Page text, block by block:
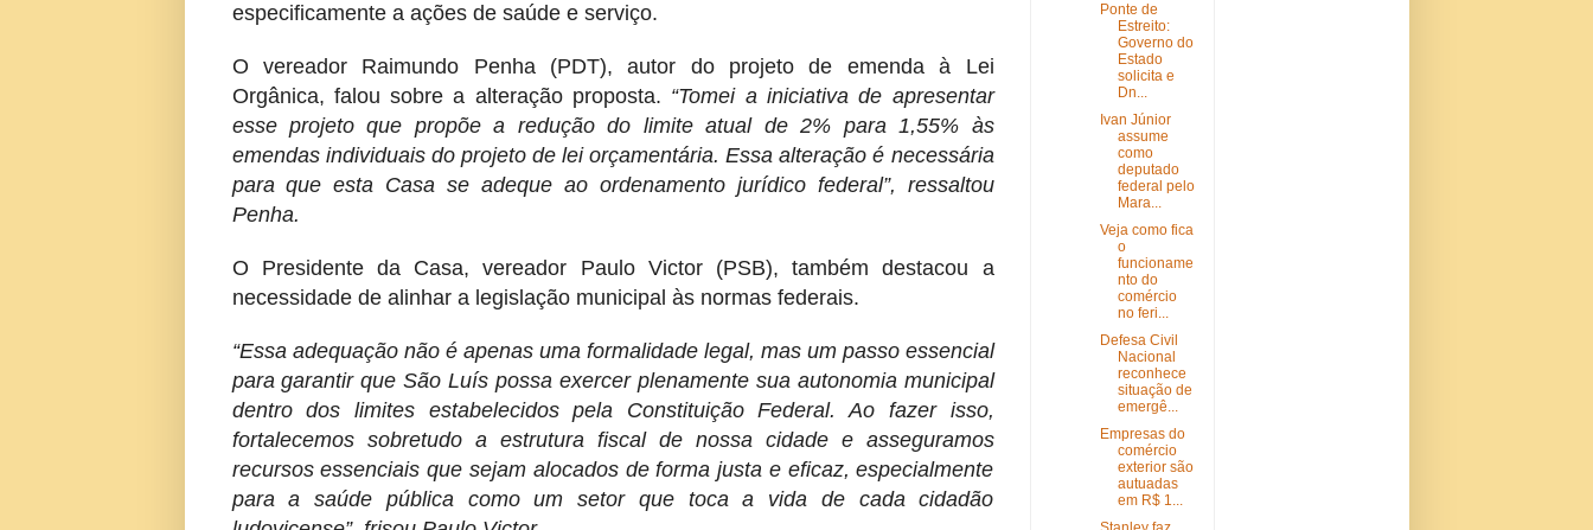
especificamente a ações de saúde e serviço.
O vereador Raimundo Penha (PDT), autor do projeto de emenda à Lei
Orgânica, falou sobre a alteração proposta. “Tomei a iniciativa de apresentar
esse projeto que propõe a redução do limite atual de 2% para 1,55% às
emendas individuais do projeto de lei orçamentária. Essa alteração é necessária
para que esta Casa se adeque ao ordenamento jurídico federal”, ressaltou
Penha.
O Presidente da Casa, vereador Paulo Victor (PSB), também destacou a
necessidade de alinhar a legislação municipal às normas federais.
“Essa adequação não é apenas uma formalidade legal, mas um passo essencial
para garantir que São Luís possa exercer plenamente sua autonomia municipal
dentro dos limites estabelecidos pela Constituição Federal. Ao fazer isso,
fortalecemos sobretudo a estrutura fiscal de nossa cidade e asseguramos
recursos essenciais que sejam alocados de forma justa e eficaz, especialmente
para a saúde pública como um setor que toca a vida de cada cidadão
Ponte de
Estreito:
Governo do
Estado
solicita e
Dn...
Ivan Júnior
assume
como
deputado
federal pelo
Mara...
Veja como fica
o
funcioname
nto do
comércio
no feri...
Defesa Civil
Nacional
reconhece
situação de
emergê...
Empresas do
comércio
exterior são
autuadas
em R$ 1...